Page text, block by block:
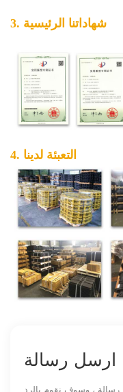
3. شهاداتنا الرئيسية
4. التعبئة لدينا
ارسل رسالة